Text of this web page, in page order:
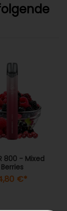
800 - Mixed
Berries
€*